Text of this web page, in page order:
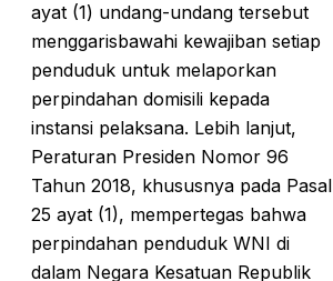
ayat (1) undang-undang tersebut
menggarisbawahi kewajiban setiap
penduduk untuk melaporkan
perpindahan domisili kepada
instansi pelaksana. Lebih lanjut,
Peraturan Presiden Nomor 96
Tahun 2018, khususnya pada Pasal
25 ayat (1), mempertegas bahwa
perpindahan penduduk WNI di
dalam Negara Kesatuan Republik